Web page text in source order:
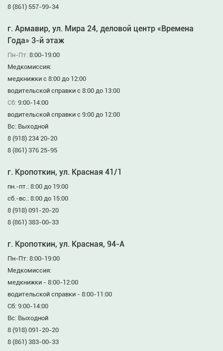
8 (861) 557-99-34
г. Армавир, ул. Мира 24, деловой центр «Времена
Года» 3-й этаж
Пн-Пт: 8:00-19:00
Медкомиссия:
медкнижки с 8:00 до 12:00
водительской справки с 8:00 до 13:00
Сб: 9:00-14:00
водительской справки с 9:00 до 12:00
Вс: Выходной
8 (918) 234 20-20
8 (861) 376 25-95
г. Кропоткин, ул. Красная 41/1
пн.-пт.: 8:00 до 19:00
сб.-вс.: 8:00 до 15:00
8 (918) 091-20-20
8 (861) 383-00-33
г. Кропоткин, ул. Красная, 94-А
Пн-Пт: 8:00-19:00
Медкомиссия:
медкнижки - 8:00-12:00
водительской справки - 8:00-11:00
Сб: 9:00-14:00
Вс: Выходной
8 (918) 091-20-20
8 (861) 383-00-33